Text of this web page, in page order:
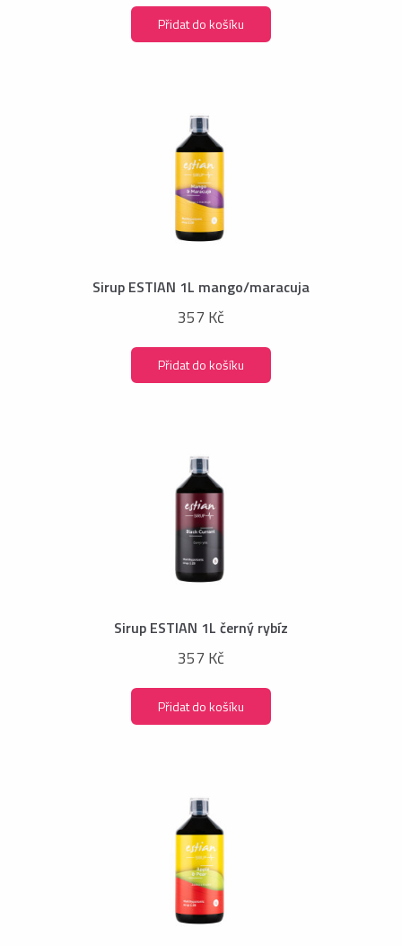
Přidat do košíku
Sirup ESTIAN 1L mango/maracuja
357 Kč
Přidat do košíku
Sirup ESTIAN 1L černý rybíz
357 Kč
Přidat do košíku